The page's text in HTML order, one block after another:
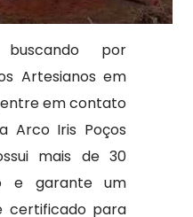
por
Artesianos em
em contato
Arco Iris Poços
mais de 30
e garante um
certificado para